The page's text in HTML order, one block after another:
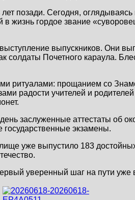
позади. Сегодня,
жизнь гордое звание
выпускников. Они
солдаты Почетного караула.
ритуалами: прощанием со
радости учителей и родителей
заслуженные аттестаты об
экзамены.
уже выпустило 183
уверенный шаг на пути уже